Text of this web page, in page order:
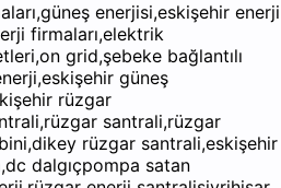
enerjisi,eskişehir enerji
firmaları,elektrik
grid,şebeke bağlantılı
güneş
rüzgar
santrali,rüzgar
rüzgar santrali,eskişehir
dalgıçpompa satan